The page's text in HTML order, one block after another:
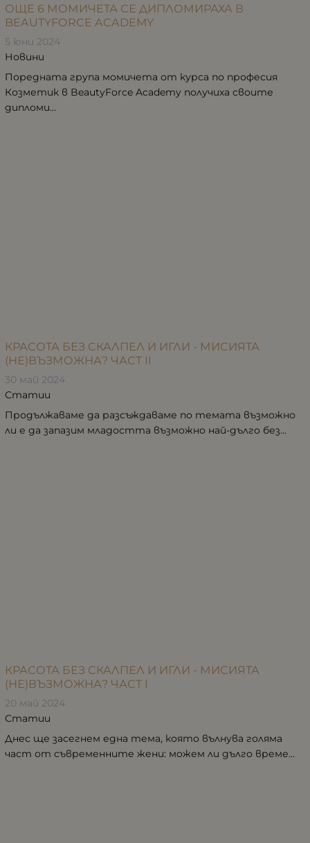
ОЩЕ 6 МОМИЧЕТА СЕ ДИПЛОМИРАХА В
BEAUTYFORCE ACADEMY
5 юни 2024
Новини
Поредната група момичета от курса по професия
Козметик в BeautyForce Academy получиха своите
дипломи...
КРАСОТА БЕЗ СКАЛПЕЛ И ИГЛИ - МИСИЯТА
(НЕ)ВЪЗМОЖНА? ЧАСТ II
30 май 2024
Статии
Продължаваме да разсъждаваме по темата възможно
ли е да запазим младостта възможно най-дълго без...
КРАСОТА БЕЗ СКАЛПЕЛ И ИГЛИ - МИСИЯТА
(НЕ)ВЪЗМОЖНА? ЧАСТ I
20 май 2024
Статии
Днес ще засегнем една тема, която вълнува голяма
част от съвременните жени: можем ли дълго време...